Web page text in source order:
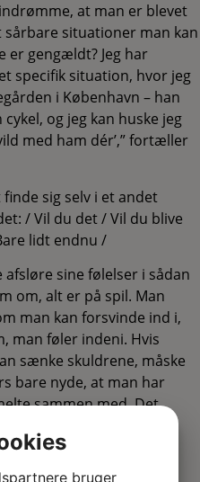
indrømme, at man er blevet
situationer man kan
er gengældt? Jeg har
specifik situation, hvor jeg
i København – han
og jeg kan huske jeg
med ham dér’,” fortæller
finde sig selv i et andet
/ Vil du det / Vil du blive
lidt endnu /
sine følelser i sådan
om, alt er på spil. Man
man kan forsvinde ind i,
man føler indeni. Hvis
sænke skuldrene, måske
bare nyde, at man har
sammen med. Det
hun.
bruger